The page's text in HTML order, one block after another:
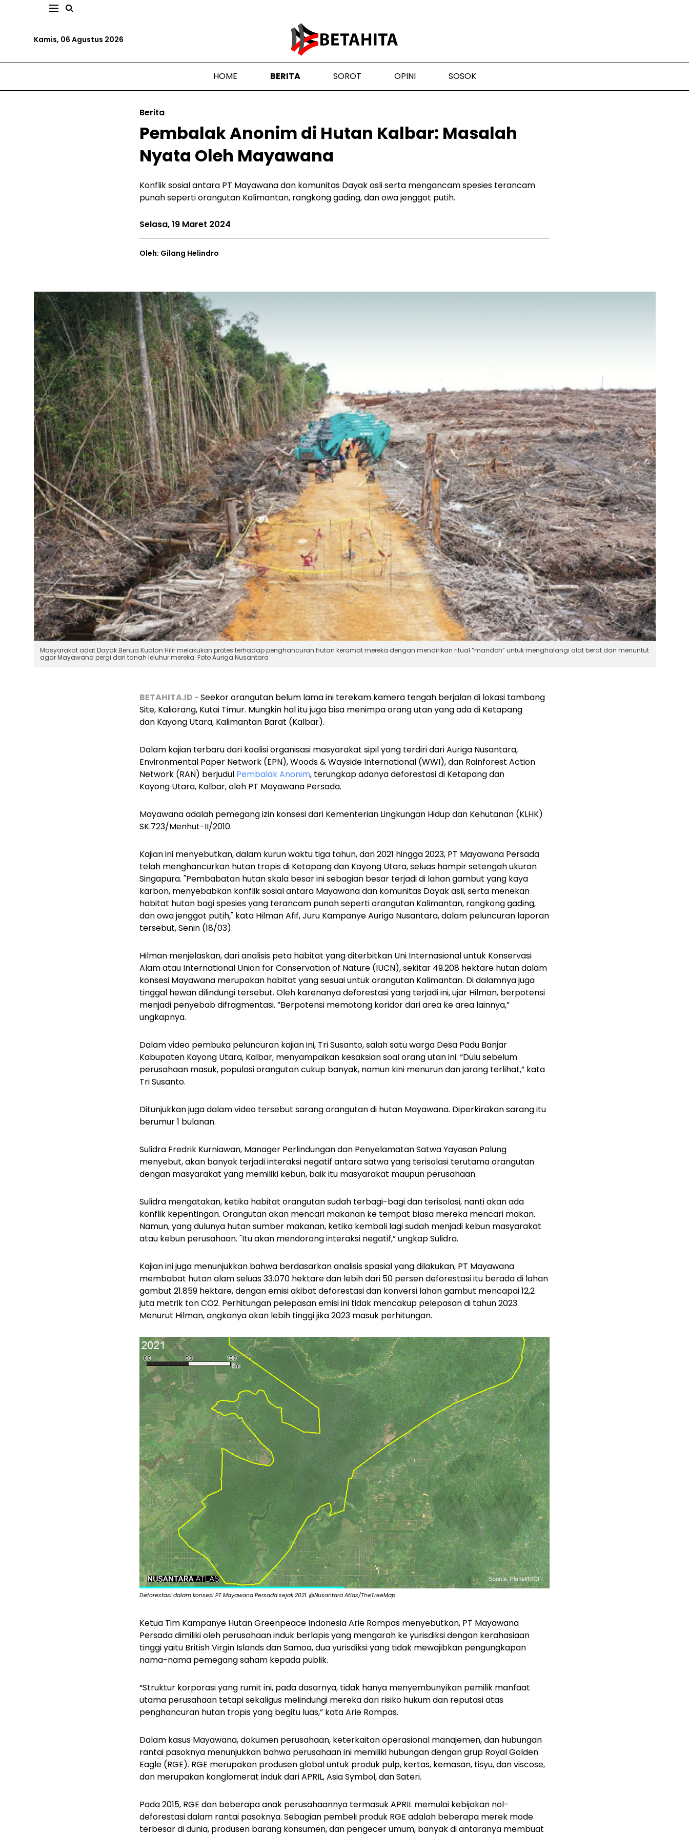
Kamis, 06 Agustus 2026
HOME BERITA SOROT OPINI SOSOK
Berita
Pembalak Anonim di Hutan Kalbar: Masalah
Nyata Oleh Mayawana
Konflik sosial antara PT Mayawana dan komunitas Dayak asli serta mengancam spesies terancam
punah seperti orangutan Kalimantan, rangkong gading, dan owa jenggot putih.
Selasa, 19 Maret 2024
Oleh: Gilang Helindro
Masyarakat adat Dayak Benua Kualan Hilir melakukan protes terhadap penghancuran hutan keramat mereka dengan mendirikan ritual “mandoh” untuk menghalangi alat berat dan menuntut
agar Mayawana pergi dari tanah leluhur mereka. Foto Auriga Nusantara
BETAHITA.ID -Seekor orangutan belum lama ini terekam kamera tengah berjalan di lokasi tambang
Site, Kaliorang, Kutai Timur. Mungkin hal itu juga bisa menimpa orang utan yang ada di Ketapang
dan Kayong Utara, Kalimantan Barat (Kalbar).
Dalam kajian terbaru dari koalisi organisasi masyarakat sipil yang terdiri dari Auriga Nusantara,
Environmental Paper Network (EPN), Woods & Wayside International (WWI), dan Rainforest Action
Network (RAN) berjudul Pembalak Anonim, terungkap adanyadeforestasi di Ketapang dan
Kayong Utara, Kalbar, oleh PT Mayawana Persada.
Mayawana adalah pemegang izin konsesi dari Kementerian Lingkungan Hidup dan Kehutanan (KLHK)
SK.723/Menhut-II/2010.
Kajian ini menyebutkan, dalam kurun waktu tiga tahun, dari 2021 hingga 2023, PT Mayawana Persada
telah menghancurkan hutan tropis di Ketapang dan Kayong Utara, seluas hampir setengah ukuran
Singapura. "Pembabatan hutan skala besar ini sebagian besar terjadi di lahan gambut yang kaya
karbon, menyebabkan konflik sosial antara Mayawana dan komunitas Dayak asli, serta menekan
habitat hutan bagi spesies yang terancam punah seperti orangutan Kalimantan, rangkong gading,
dan owa jenggot putih," kata Hilman Afif, Juru Kampanye Auriga Nusantara, dalam peluncuran laporan
tersebut, Senin (18/03).
Hilman menjelaskan, dari analisis peta habitat yang diterbitkan Uni Internasional untuk Konservasi
Alam atau International Union for Conservation of Nature (IUCN), sekitar 49.208 hektare hutan dalam
konsesi Mayawana merupakan habitat yang sesuai untuk orangutan Kalimantan. Di dalamnya juga
tinggal hewan dilindungi tersebut. Oleh karenanya deforestasi yang terjadi ini, ujar Hilman, berpotensi
menjadi penyebab difragmentasi. ”Berpotensi memotong koridor dari area ke area lainnya,”
ungkapnya.
Dalam video pembuka peluncuran kajian ini, Tri Susanto, salah satu warga Desa Padu Banjar
Kabupaten Kayong Utara, Kalbar, menyampaikan kesaksian soal orang utan ini. “Dulu sebelum
perusahaan masuk, populasi orangutan cukup banyak, namun kini menurun dan jarang terlihat,” kata
Tri Susanto.
Ditunjukkan juga dalam video tersebut sarang orangutan di hutan Mayawana. Diperkirakan sarang itu
berumur 1 bulanan.
Sulidra Fredrik Kurniawan, Manager Perlindungan dan Penyelamatan Satwa Yayasan Palung
menyebut, akan banyak terjadi interaksi negatif antara satwa yang terisolasi terutama orangutan
dengan masyarakat yang memiliki kebun, baik itu masyarakat maupun perusahaan.
Sulidra mengatakan, ketika habitat orangutan sudah terbagi-bagi dan terisolasi, nanti akan ada
konflik kepentingan. Orangutan akan mencari makanan ke tempat biasa mereka mencari makan.
Namun, yang dulunya hutan sumber makanan, ketika kembali lagi sudah menjadi kebun masyarakat
atau kebun perusahaan. "Itu akan mendorong interaksi negatif,” ungkap Sulidra.
Kajian ini juga menunjukkan bahwa berdasarkan analisis spasial yang dilakukan, PT Mayawana
membabat hutan alam seluas 33.070 hektare dan lebih dari 50 persen deforestasi itu berada di lahan
gambut 21.859 hektare, dengan emisi akibat deforestasi dan konversi lahan gambut mencapai 12,2
juta metrik ton CO2. Perhitungan pelepasan emisi ini tidak mencakup pelepasan di tahun 2023.
Menurut Hilman, angkanya akan lebih tinggi jika 2023 masuk perhitungan.
Deforestasi dalam konsesi PT Mayawana Persada sejak 2021. @Nusantara Atlas/TheTreeMap
Ketua Tim Kampanye Hutan Greenpeace Indonesia Arie Rompas menyebutkan, PT Mayawana
Persada dimiliki oleh perusahaan induk berlapis yang mengarah ke yurisdiksi dengan kerahasiaan
tinggi yaitu British Virgin Islands dan Samoa, dua yurisdiksi yang tidak mewajibkan pengungkapan
nama-nama pemegang saham kepada publik.
“Struktur korporasi yang rumit ini, pada dasarnya, tidak hanya menyembunyikan pemilik manfaat
utama perusahaan tetapi sekaligus melindungi mereka dari risiko hukum dan reputasi atas
penghancuran hutan tropis yang begitu luas,” kata Arie Rompas.
Dalam kasus Mayawana, dokumen perusahaan, keterkaitan operasional manajemen, dan hubungan
rantai pasoknya menunjukkan bahwa perusahaan ini memiliki hubungan dengan grup Royal Golden
Eagle (RGE). RGE merupakan produsen global untuk produk pulp, kertas, kemasan, tisyu, dan viscose,
dan merupakan konglomerat induk dari APRIL, Asia Symbol, dan Sateri.
Pada 2015, RGE dan beberapa anak perusahaannya termasuk APRIL memulai kebijakan nol-
deforestasidalam rantai pasoknya. Sebagian pembeli produk RGE adalah beberapa merek mode
terbesar di dunia, produsen barang konsumen, dan pengecer umum, banyak di antaranya membuat